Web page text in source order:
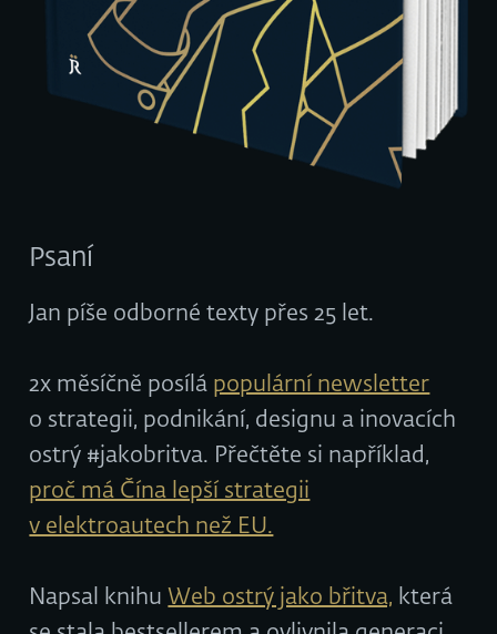
Psaní
Jan píše odborné texty přes 25 let.
2x měsíčně posílá populární newsletter
o strategii, podnikání, designu a inovacích
ostrý #jakobritva. Přečtěte si například,
proč má Čína lepší strategii
v elektroautech než EU.
Napsal knihu Web ostrý jako břitva, která